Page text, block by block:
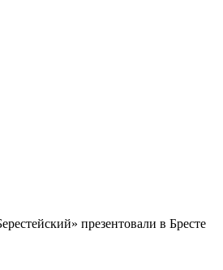
презентовали в Бресте